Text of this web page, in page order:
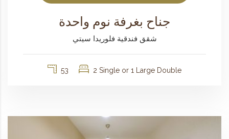
جناح بغرفة نوم واحدة
شقق فندقية فلوريدا سيتي
2 Single or 1 Large Double
53